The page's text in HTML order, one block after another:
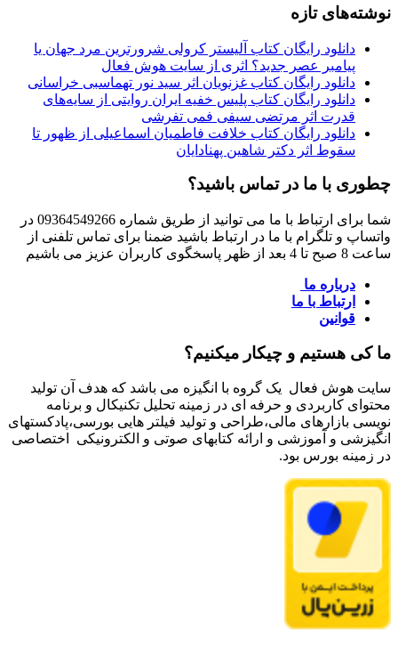
نوشته‌های تازه
دانلود رایگان کتاب آلیستر کرولی شرورترین مرد جهان یا
پیامبر عصر جدید؟ اثری از سایت هوش فعال
دانلود رایگان کتاب غزنویان اثر سید نور تهماسبی خراسانی
دانلود رایگان کتاب پلیس خفیه ایران روایتی از سایه‌های
قدرت اثر مرتضی سیفی فمی تفرشی
دانلود رایگان کتاب خلافت فاطمیان اسماعیلی از ظهور تا
سقوط اثر دکتر شاهین پهنادایان
چطوری با ما در تماس باشید؟
شما برای ارتباط با ما می توانید از طریق شماره 09364549266 در
واتساپ و تلگرام با ما در ارتباط باشید ضمنا برای تماس تلفنی از
ساعت 8 صبح تا 4 بعد از ظهر پاسخگوی کاربران عزیز می باشیم
درباره ما
ارتباط با ما
قوانین
ما کی هستیم و چیکار میکنیم؟
سایت هوش فعال یک گروه با انگیزه می باشد که هدف آن تولید
محتوای کاربردی و حرفه ای در زمینه تحلیل تکنیکال و برنامه
نویسی بازارهای مالی،طراحی و تولید فیلتر هایی بورسی،پادکستهای
انگیزشی و آموزشی و ارائه کتابهای صوتی و الکترونیکی اختصاصی
در زمینه بورس بود.